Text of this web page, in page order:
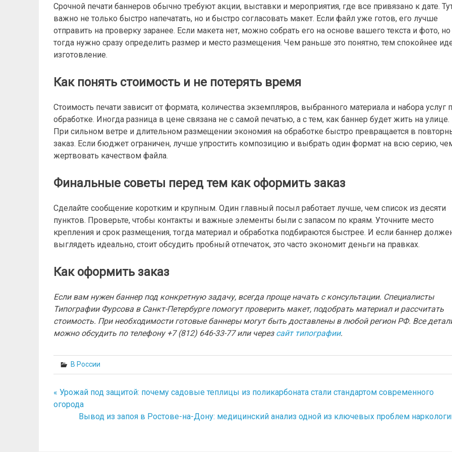
Срочной печати баннеров обычно требуют акции, выставки и мероприятия, где все привязано к дате.
важно не только быстро напечатать, но и быстро согласовать макет. Если файл уже готов, его лучше
отправить на проверку заранее. Если макета нет, можно собрать его на основе вашего текста и фото, но
тогда нужно сразу определить размер и место размещения. Чем раньше это понятно, тем спокойнее
изготовление.
Как понять стоимость и не потерять время
Стоимость печати зависит от формата, количества экземпляров, выбранного материала и набора услуг
обработке. Иногда разница в цене связана не с самой печатью, а с тем, как баннер будет жить на улице.
При сильном ветре и длительном размещении экономия на обработке быстро превращается в
заказ. Если бюджет ограничен, лучше упростить композицию и выбрать один формат на всю серию,
жертвовать качеством файла.
Финальные советы перед тем как оформить заказ
Сделайте сообщение коротким и крупным. Один главный посыл работает лучше, чем список из десяти
пунктов. Проверьте, чтобы контакты и важные элементы были с запасом по краям. Уточните место
крепления и срок размещения, тогда материал и обработка подбираются быстрее. И если баннер
выглядеть идеально, стоит обсудить пробный отпечаток, это часто экономит деньги на правках.
Как оформить заказ
Если вам нужен баннер под конкретную задачу, всегда проще начать с консультации. Специалисты
Типографии Фурсова в Санкт-Петербурге помогут проверить макет, подобрать материал и рассчитать
стоимость. При необходимости готовые баннеры могут быть доставлены в любой регион РФ. Все
можно обсудить по телефону +7 (812) 646-33-77 или через сайт типографии.
В России
Навигация
по
« Урожай под защитой: почему садовые теплицы из поликарбоната стали стандартом современного
огорода
Вывод из запоя в Ростове-на-Дону: медицинский анализ одной из ключевых проблем